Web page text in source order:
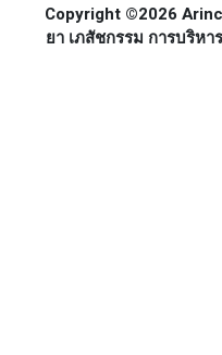
Copyright ©2026
ยา เภสัชกรรม การบริห